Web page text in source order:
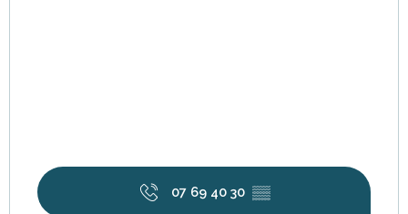
07 69 40 30 ▒▒